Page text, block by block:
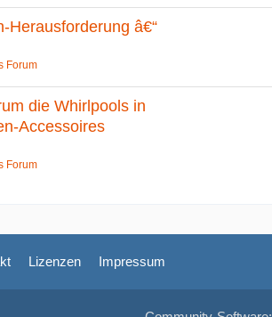
Herausforderung â€“
Forum
die Whirlpools in
Accessoires
Forum
Lizenzen Impressum